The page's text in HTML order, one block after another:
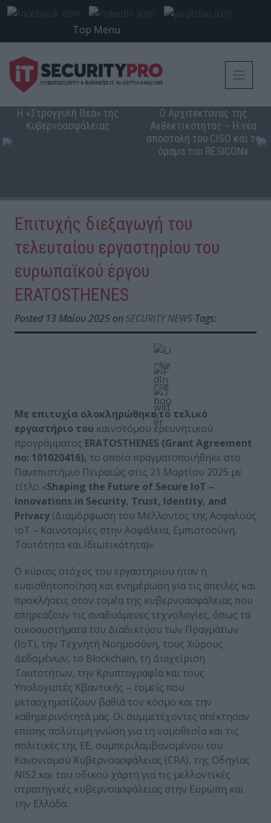
Top Menu
Η «Στρογγυλή Θεά» της
Κυβερνοασφάλειας
Ο Αρχιτέκτονας της
Ανθεκτικότητας – Η νέα
αποστολή του CISO και το
όραμα του RESICONx
Επιτυχής διεξαγωγή του
τελευταίου εργαστηρίου του
ευρωπαϊκού έργου
ERATOSTHENES
Posted 13 Μαΐου 2025 on SECURITY NEWS Tags:
Με επιτυχία ολοκληρώθηκε το τελικό
εργαστήριο του καινοτόμου ερευνητικού
προγράμματος ERATOSTHENES (Grant Agreement
no: 101020416), το οποίο πραγματοποιήθηκε στο
Πανεπιστήμιο Πειραιώς στις 21 Μαρτίου 2025 με
τίτλο «Shaping the Future of Secure IoT –
Innovations in Security, Trust, Identity, and
Privacy (Διαμόρφωση του Μέλλοντος της Ασφαλούς
IoT – Καινοτομίες στην Ασφάλεια, Εμπιστοσύνη,
Ταυτότητα και Ιδιωτικότητα)».
Ο κύριος στόχος του εργαστηρίου ήταν η
ευαισθητοποίηση και ενημέρωση για τις απειλές και
προκλήσεις στον τομέα της κυβερνοασφάλειας που
επηρεάζουν τις αναδυόμενες τεχνολογίες, όπως τα
οικοσυστήματα του Διαδικτύου των Πραγμάτων
(IoT), την Τεχνητή Νοημοσύνη, τους Χώρους
Δεδομένων, το Blockchain, τη Διαχείριση
Ταυτοτήτων, την Κρυπτογραφία και τους
Υπολογιστές Κβαντικής – τομείς που
μετασχηματίζουν βαθιά τον κόσμο και την
καθημερινότητά μας. Οι συμμετέχοντες απέκτησαν
επίσης πολύτιμη γνώση για τη νομοθεσία και τις
πολιτικές της ΕΕ, συμπεριλαμβανομένου του
Κανονισμού Κυβερνοασφάλειας (CRA), της Οδηγίας
NIS2 και του οδικού χάρτη για τις μελλοντικές
στρατηγικές κυβερνοασφάλειας στην Ευρώπη και
την Ελλάδα.